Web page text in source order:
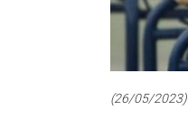
(26/05/2023)